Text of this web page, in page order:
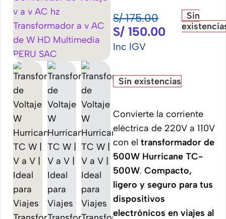
S/175.00
S/ 150.00
Inc IGV
Sin
Sin existencias
Convierte la corriente
eléctrica de 220V a 110V
con el transformador de
500W Hurricane TC-
500W. Compacto,
ligero y seguro para tus
dispositivos
electrónicos en viajes al